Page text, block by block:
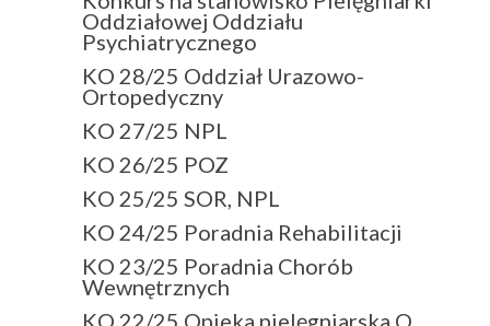
Oddziałowej Oddziału
Psychiatrycznego
KO 28/25 Oddział Urazowo-
Ortopedyczny
KO 27/25 NPL
KO 26/25 POZ
KO 25/25 SOR, NPL
KO 24/25 Poradnia Rehabilitacji
KO 23/25 Poradnia Chorób
Wewnętrznych
KO 22/25 Opieka pielęgniarska O.